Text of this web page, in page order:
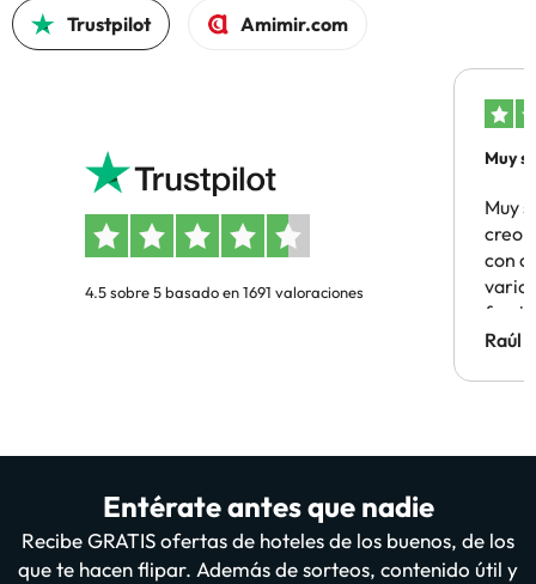
Trustpilot Amimir.com
4.5 sobre 5 basado en 1691 valoraciones
Muy
Muy
creo
con
Hotel
Raúl
Entérate antes que nadie
Recibe GRATIS ofertas de hoteles de los buenos, de los
que te hacen flipar. Además de sorteos, contenido útil y